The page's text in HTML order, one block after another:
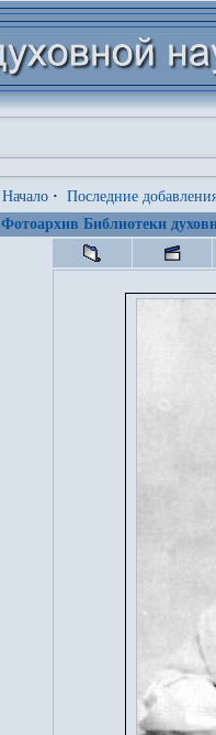
Начало · Последние
Фотоархив Библиотеки